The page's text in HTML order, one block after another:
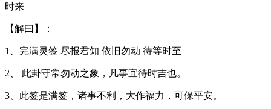
时来
【解曰】：
1、完满灵签 尽报君知 依旧勿动 待等时至
2、 此卦守常勿动之象，凡事宜待时吉也。
3、此签是满签，诸事不利，大作福力，可保平安。